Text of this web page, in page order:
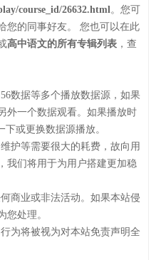
course_id/26632.html。您可
您的同事好友。 您也可以在此
高中语文的所有专辑列表 ，查
数据等多个播放数据源，如果
外一个数据观看。如果播放时
或更换数据源播放。
护等需要很大的耗费，故向用
我们将用于为用户搭建更加稳
商业或非法活动。如果本站侵
您处理。
为将被视为对本站免责声明全